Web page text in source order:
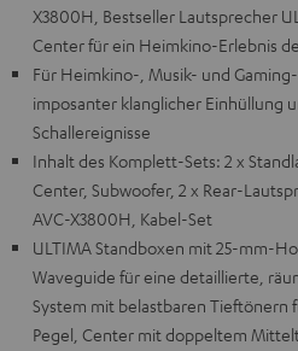
X3800H, Bestseller Lautsprecher
Center für ein Heimkino-Erlebnis
Für Heimkino-, Musik- und
imposanter klanglicher Einhüllung
Schallereignisse
Inhalt des Komplett-Sets: 2 x
Center, Subwoofer, 2 x Rear-
AVC-X3800H, Kabel-Set
ULTIMA Standboxen mit 25-mm-
Waveguide für eine detaillierte,
System mit belastbaren Tieftönern
Pegel, Center mit doppeltem